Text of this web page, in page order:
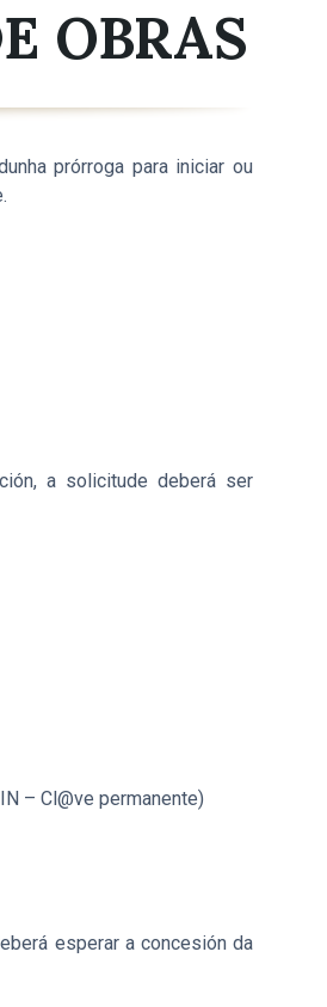
OBRAS
prórroga para iniciar ou
a solicitude deberá ser
– Cl@ve permanente)
esperar a concesión da